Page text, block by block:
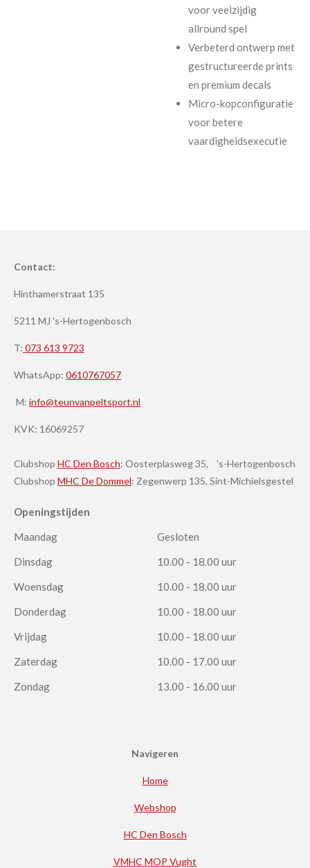
voor veelzijdig
allround spel
Verbeterd ontwerp met
gestructureerde prints
en premium decals
Micro-kopconfiguratie
voor betere
vaardigheidsexecutie
Contact:
Hinthamerstraat 135
5211 MJ 's-Hertogenbosch
T: 073 613 9723
WhatsApp: 0610767057
M: info@teunvanpeltsport.nl
KVK: 16069257
Clubshop HC Den Bosch: Oosterplasweg 35, 's-Hertogenbosch
Clubshop MHC De Dommel: Zegenwerp 135, Sint-Michielsgestel
Openingstijden
Maandag
Gesloten
Dinsdag
10.00 - 18.00 uur
Woensdag
10.00 - 18.00 uur
Donderdag
10.00 - 18.00 uur
Vrijdag
10.00 - 18.00 uur
Zaterdag
10.00 - 17.00 uur
Zondag
13.00 - 16.00 uur
Navigeren
Home
Webshop
HC Den Bosch
VMHC MOP Vught